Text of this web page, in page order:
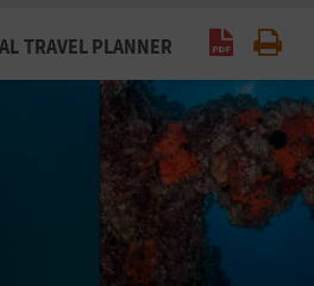
TRAVEL PLANNER Generar